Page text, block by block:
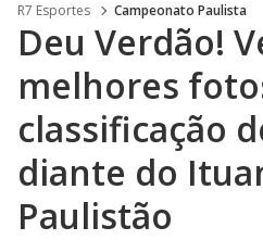
R7 Esportes Campeonato Paulista
Deu Verdão!
melhores
classificação
diante do
Paulistão